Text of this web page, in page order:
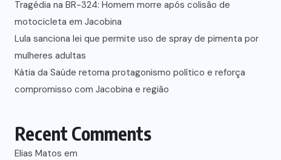
Tragédia na BR-324: Homem morre após colisão de
motocicleta em Jacobina
Lula sanciona lei que permite uso de spray de pimenta por
mulheres adultas
Kátia da Saúde retoma protagonismo político e reforça
compromisso com Jacobina e região
Recent Comments
Elias Matos em